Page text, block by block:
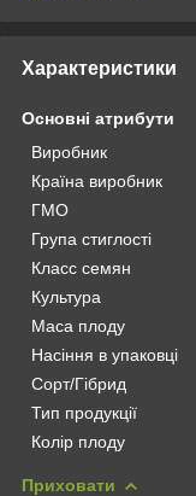
Характеристики
Основні атрибути
Виробник
Країна виробник
ГМО
Група стиглості
Класс семян
Культура
Маса плоду
Насіння в упаковці
Сорт/Гібрид
Тип продукції
Колір плоду
Приховати